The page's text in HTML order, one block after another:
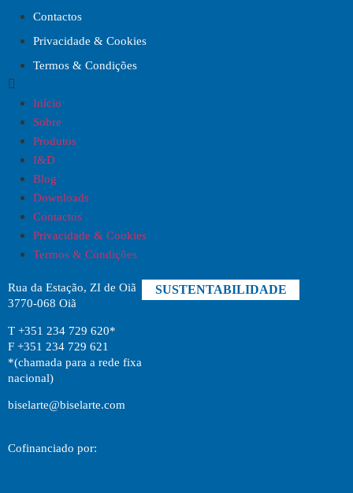
Contactos
Privacidade & Cookies
Termos & Condições
Início
Sobre
Produtos
I&D
Blog
Downloads
Contactos
Privacidade & Cookies
Termos & Condições
Rua da Estação, ZI de Oiã
3770-068 Oiã
T +351 234 729 620*
F +351 234 729 621
*(chamada para a rede fixa
nacional)
biselarte@biselarte.com
SUSTENTABILIDADE
Cofinanciado por: